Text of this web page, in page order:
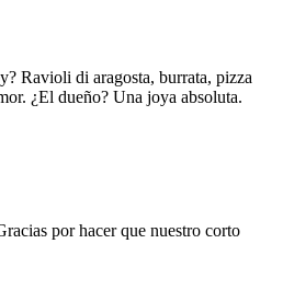
Ravioli di aragosta, burrata, pizza
¿El dueño? Una joya absoluta.
por hacer que nuestro corto